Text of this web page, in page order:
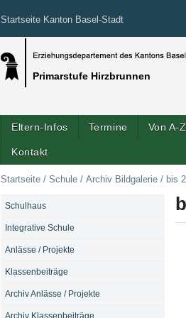
Startseite Kanton Basel-Stadt
Primarstufe Hirzbrunnen
Eltern-Infos Termine Von A-Z
Kontakt
Startseite / Schule / Archiv Bildgalerie / bis
NAVIGATION
Schulhaus
Integrative Schule
Anlässe / Projekte
Klassenbeiträge
Archiv Anlässe / Projekte
Archiv Klassenbeiträge